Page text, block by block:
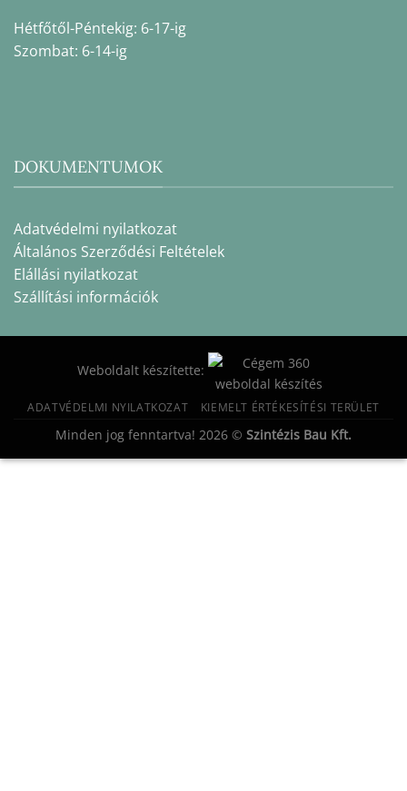
Hétfőtől-Péntekig: 6-17-ig
Szombat: 6-14-ig
DOKUMENTUMOK
Adatvédelmi nyilatkozat
Általános Szerződési Feltételek
Elállási nyilatkozat
Szállítási információk
Weboldalt készítette:
ADATVÉDELMI NYILATKOZAT KIEMELT ÉRTÉKESÍTÉSI TERÜLET
Minden jog fenntartva! 2026 © Szintézis Bau Kft.